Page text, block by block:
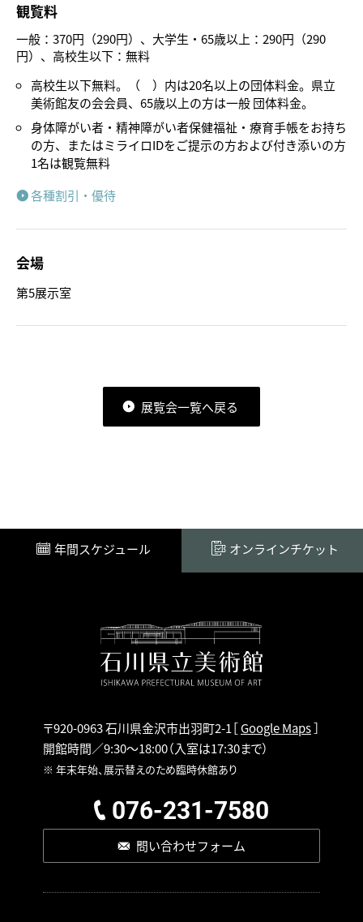
観覧料
一般：370円（290円）、大学生・65歳以上：290円（290
円）、高校生以下：無料
高校生以下無料。（ ）内は20名以上の団体料金。県立
美術館友の会会員、65歳以上の方は一般 団体料金。
身体障がい者・精神障がい者保健福祉・療育手帳をお持ち
の方、またはミライロIDをご提示の方および付き添いの方
1名は観覧無料
各種割引・優待
会場
第5展示室
展覧会一覧へ戻る
年間スケジュール オンラインチケット
〒920-0963 石川県金沢市出羽町2-1［Google Maps］
開館時間／9:30～18:00（入室は17:30まで）
※ 年末年始、展示替えのため臨時休館あり
076-231-7580
問い合わせフォーム